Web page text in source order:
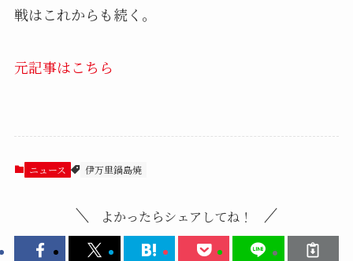
戦はこれからも続く。
元記事はこちら
ニュース 伊万里鍋島焼
よかったらシェアしてね！